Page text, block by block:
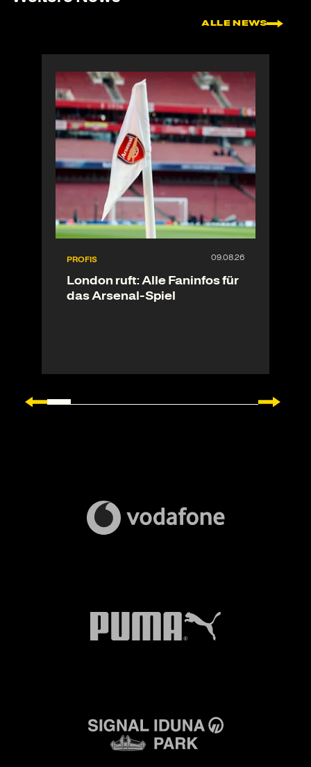
ALLE NEWS
PROFIS
London ruft: Alle Faninfos für
das Arsenal-Spiel